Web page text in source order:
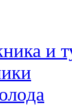
и